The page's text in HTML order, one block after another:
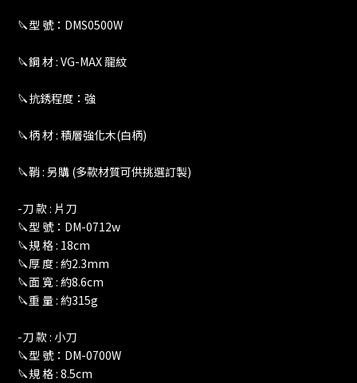
🔪型 號：DMS0500W
🔪鋼 材 : VG-MAX 龍紋
🔪抗銹程度：強
🔪柄 材 : 積層強化木(白柄)
🔪鞘 : 另購 (多款材質可供挑選訂製)
-刀 款 : 片刀
🔪型 號：DM-0712w
🔪規 格 : 18cm
🔪厚 度 : 約2.3mm
🔪面 寬 : 約8.6cm
🔪重 量 : 約315g
-刀 款 : 小刀
🔪型 號：DM-0700W
🔪規 格 : 8.5cm